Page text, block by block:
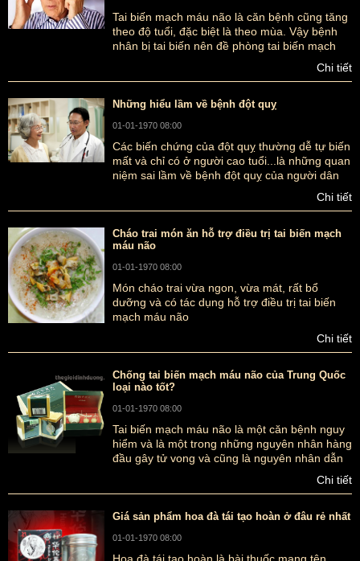
Tai biến mạch máu não là căn bệnh cũng tăng
theo độ tuổi, đặc biệt là theo mùa. Vậy bệnh
nhân bị tai biến nên đề phòng tai biến mạch
Chi tiết
Những hiểu lầm về bệnh đột quỵ
01-01-1970 08:00
Các biến chứng của đột quỵ thường dễ tự biến
mất và chỉ có ở người cao tuổi...là những quan
niệm sai lầm về bệnh đột quỵ của người dân
quan niệm sai lầm gây nên sự chết người.
Chi tiết
Cháo trai món ăn hỗ trợ điều trị tai biến mạch
máu não
01-01-1970 08:00
Món cháo trai vừa ngon, vừa mát, rất bổ
dưỡng và có tác dụng hỗ trợ điều trị tai biến
mạch máu não
Chi tiết
Chống tai biến mạch máu não của Trung Quốc
loại nào tốt?
01-01-1970 08:00
Tai biến mạch máu não là một căn bệnh nguy
hiểm và là một trong những nguyên nhân hàng
đầu gây tử vong và cũng là nguyên nhân dẫn
đến những tình trạng khuyết tật nặng nề và lâu
dài. Có rất nhiều loại thuốc có khả năng phòng
hiện nay. Tuy nhiên, thuốc chống tai biến mạch
nhất?.
Chi tiết
Giá sản phẩm hoa đà tái tạo hoàn ở đâu rẻ nhất
01-01-1970 08:00